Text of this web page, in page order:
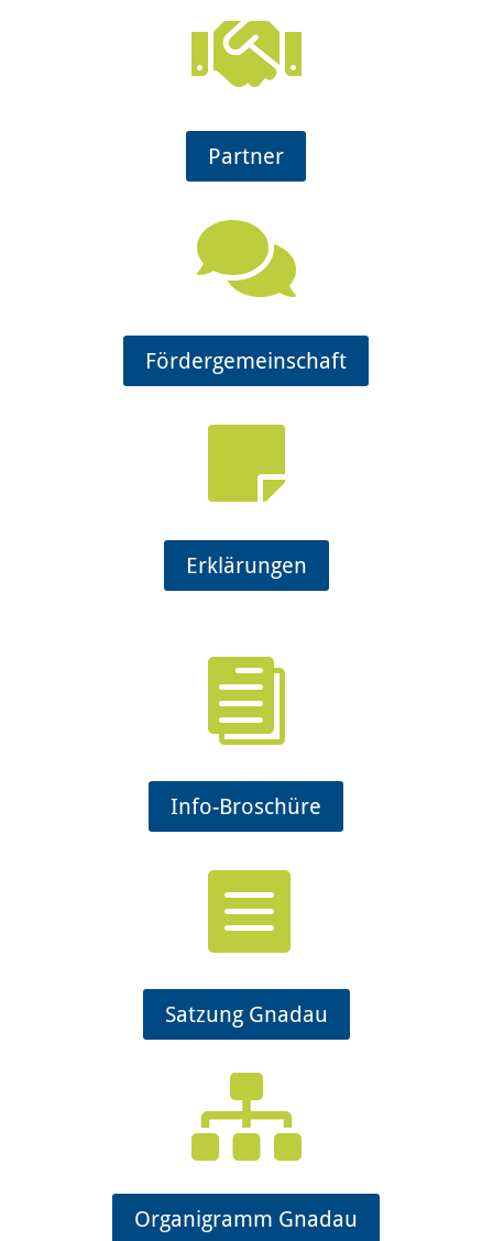

Partner

Fördergemeinschaft

Erklärungen

Info-Broschüre

Satzung Gnadau

Organigramm Gnadau